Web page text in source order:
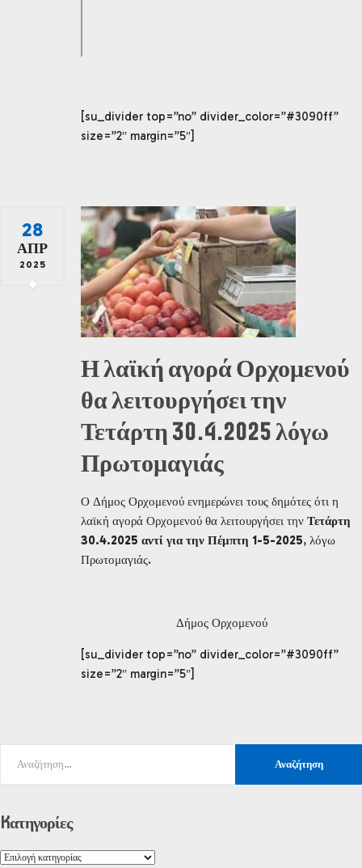
[su_divider top=”no” divider_color=”#3090ff”
size=”2″ margin=”5″]
28
ΑΠΡ
2025
Η λαϊκή αγορά Ορχομενού
θα λειτουργήσει την
Τετάρτη 30.4.2025 λόγω
Πρωτομαγιάς
Ο Δήμος Ορχομενού ενημερώνει τους δημότες ότι η
λαϊκή αγορά Ορχομενού θα λειτουργήσει την Τετάρτη
30.4.2025 αντί για την Πέμπτη 1-5-2025, λόγω
Πρωτομαγιάς.
Δήμος Ορχομενού
[su_divider top=”no” divider_color=”#3090ff”
size=”2″ margin=”5″]
Kατηγορίες